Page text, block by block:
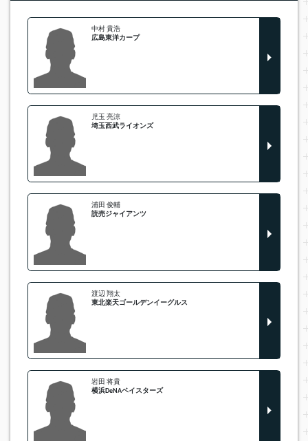
中村 貴浩
広島東洋カープ
児玉 亮涼
埼玉西武ライオンズ
浦田 俊輔
読売ジャイアンツ
渡辺 翔太
東北楽天ゴールデンイーグルス
岩田 将貴
横浜DeNAベイスターズ